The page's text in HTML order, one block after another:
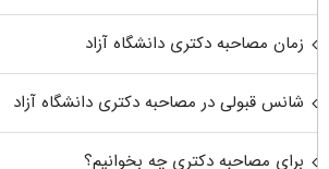
زمان مصاحبه دکتری دانشگاه آزاد
شانس قبولی در مصاحبه دکتری دانشگاه آزاد
برای مصاحبه دکتری چه بخوانیم؟